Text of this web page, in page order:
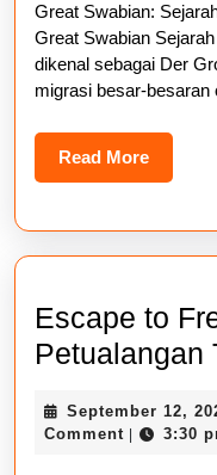
Great Swabian:
Great Swabian
dikenal sebagai Der
migrasi besar-besaran
Read MoreRead
More
Escape to
Petualangan
September 12,
Comment
3:30